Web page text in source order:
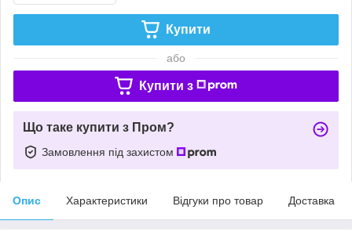
Купити
або
Купити з
Що таке купити з Пром?
Замовлення під захистом
Опис Характеристики Відгуки про товар Доставка